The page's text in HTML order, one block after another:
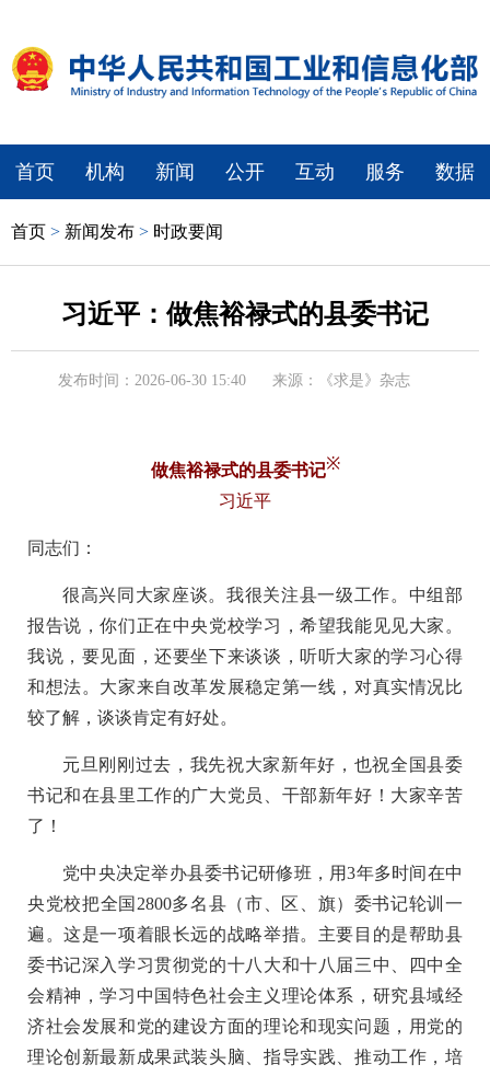
首页 机构 新闻 公开 互动 服务 数据
首页 > 新闻发布 > 时政要闻
习近平：做焦裕禄式的县委书记
发布时间：2026-06-30 15:40 来源：《求是》杂志
做焦裕禄式的县委书记※
习近平
同志们：
很高兴同大家座谈。我很关注县一级工作。中组部
报告说，你们正在中央党校学习，希望我能见见大家。
我说，要见面，还要坐下来谈谈，听听大家的学习心得
和想法。大家来自改革发展稳定第一线，对真实情况比
较了解，谈谈肯定有好处。
元旦刚刚过去，我先祝大家新年好，也祝全国县委
书记和在县里工作的广大党员、干部新年好！大家辛苦
了！
党中央决定举办县委书记研修班，用3年多时间在中
央党校把全国2800多名县（市、区、旗）委书记轮训一
遍。这是一项着眼长远的战略举措。主要目的是帮助县
委书记深入学习贯彻党的十八大和十八届三中、四中全
会精神，学习中国特色社会主义理论体系，研究县域经
济社会发展和党的建设方面的理论和现实问题，用党的
理论创新最新成果武装头脑、指导实践、推动工作，培